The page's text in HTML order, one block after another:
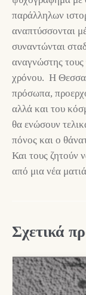
παράλληλων
αναπτύσσονται
συναντώνται
αναγνώστης τους
χρόνου. Η
πρόσωπα,
αλλά και του
θα ενώσουν
πόνος και ο
Και τους ζητούν
από μια νέα
Σχετικά